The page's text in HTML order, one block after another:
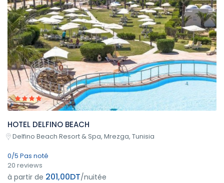
HOTEL DELFINO BEACH
Delfino Beach Resort & Spa, Mrezga, Tunisia
0/5 Pas noté
20 reviews
à partir de 201,00DT/nuitée